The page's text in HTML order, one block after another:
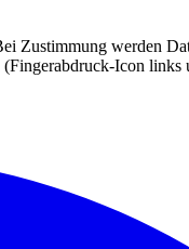
Zustimmung werden
Icon